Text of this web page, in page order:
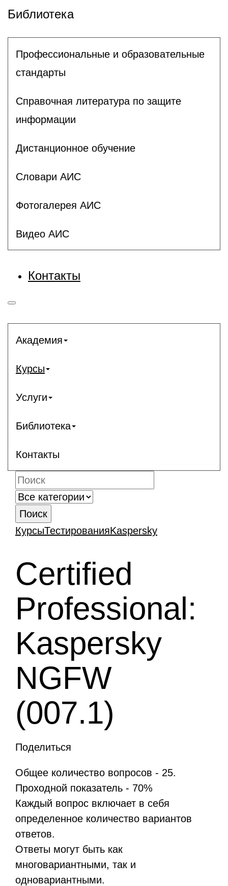
Библиотека
Профессиональные и образовательные
стандарты
Справочная литература по защите
информации
Дистанционное обучение
Словари АИС
Фотогалерея АИС
Видео АИС
Контакты
Академия
Курсы
Услуги
Библиотека
Контакты
Поиск
КурсыТестированияKaspersky
Certified
Professional:
Kaspersky
NGFW
(007.1)
Поделиться
Общее количество вопросов - 25.
Проходной показатель - 70%
Каждый вопрос включает в себя
определенное количество вариантов
ответов.
Ответы могут быть как
многовариантными, так и
одновариантными.